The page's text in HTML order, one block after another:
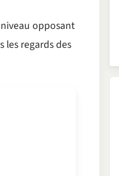
opposant
les regards des